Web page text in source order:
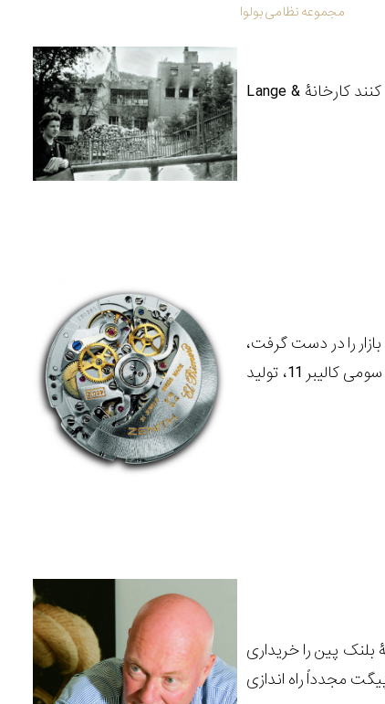
مجموعه نظامی بولوا
هواپیماهای روسی تنها چند ساعت قبل از اینکه معاهدۀ صلح امضاء شود، آن را تخریب می کنند کارخانۀ Lange &
آنها، کالیبر 6139، اولین ساعتی که بازار را در دست گرفت،
توسط شرکت سیکو ارائه شد؛ ساعت دیگر، ساعت معروف ال پریمرو، توسط شرکت زنیت، و سومی کالیبر 11، تولید
بلنک پین را خریداری
مجدداً راه اندازی